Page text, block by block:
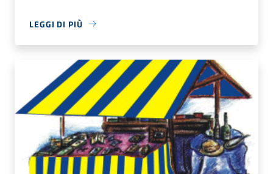
LEGGI DI PIÙ